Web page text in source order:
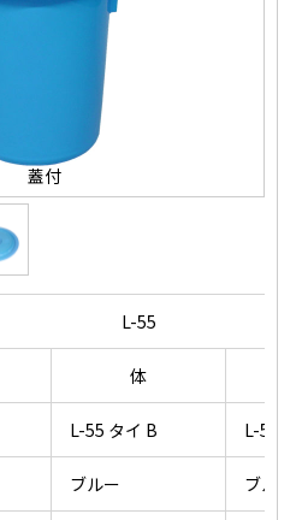
蓋付
L-55
体
L-55 タイ B L-55
ブルー ブルー